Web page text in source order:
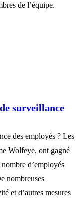
de l’équipe.
surveillance
des employés ? Les
Wolfeye, ont gagné
d’employés
nombreuses
et d’autres mesures